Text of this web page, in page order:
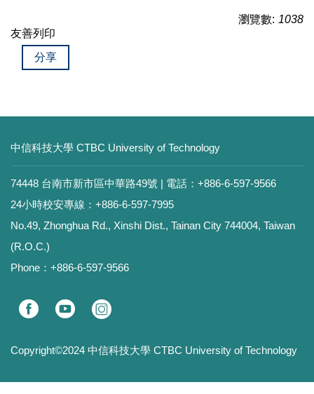
瀏覽數: 1038
友善列印
分享
中信科技大學 CTBC University of Technology
74448 台南市新市區中華路49號 | 電話：+886-6-597-9566
24小時校安專線：+886-6-597-7995
No.49, Zhonghua Rd., Xinshi Dist., Tainan City 744004, Taiwan
(R.O.C.)
Phone：+886-6-597-9566
Copyright©2024 中信科技大學 CTBC University of Technology